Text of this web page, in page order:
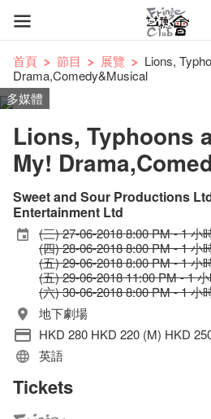
首頁 節目 展覽
Lions,
Drama,Comedy&Musical
多媒體
Lions, Typhoons
My!
Sweet and Sour Productions
Entertainment Ltd
(三) 27-06-2018 8:00 PM - 1 小
(四) 28-06-2018 8:00 PM - 1 小
(五) 29-06-2018 8:00 PM - 1 小
(五) 29-06-2018 11:00 PM - 1
(六) 30-06-2018 8:00 PM - 1 小
地下劇場
HKD 280 HKD 220 (M) HKD
英語
Tickets